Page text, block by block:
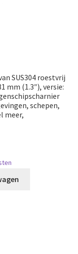
SUS304 roestvrij
mm (1.3″), versie:
schepen,
meer,